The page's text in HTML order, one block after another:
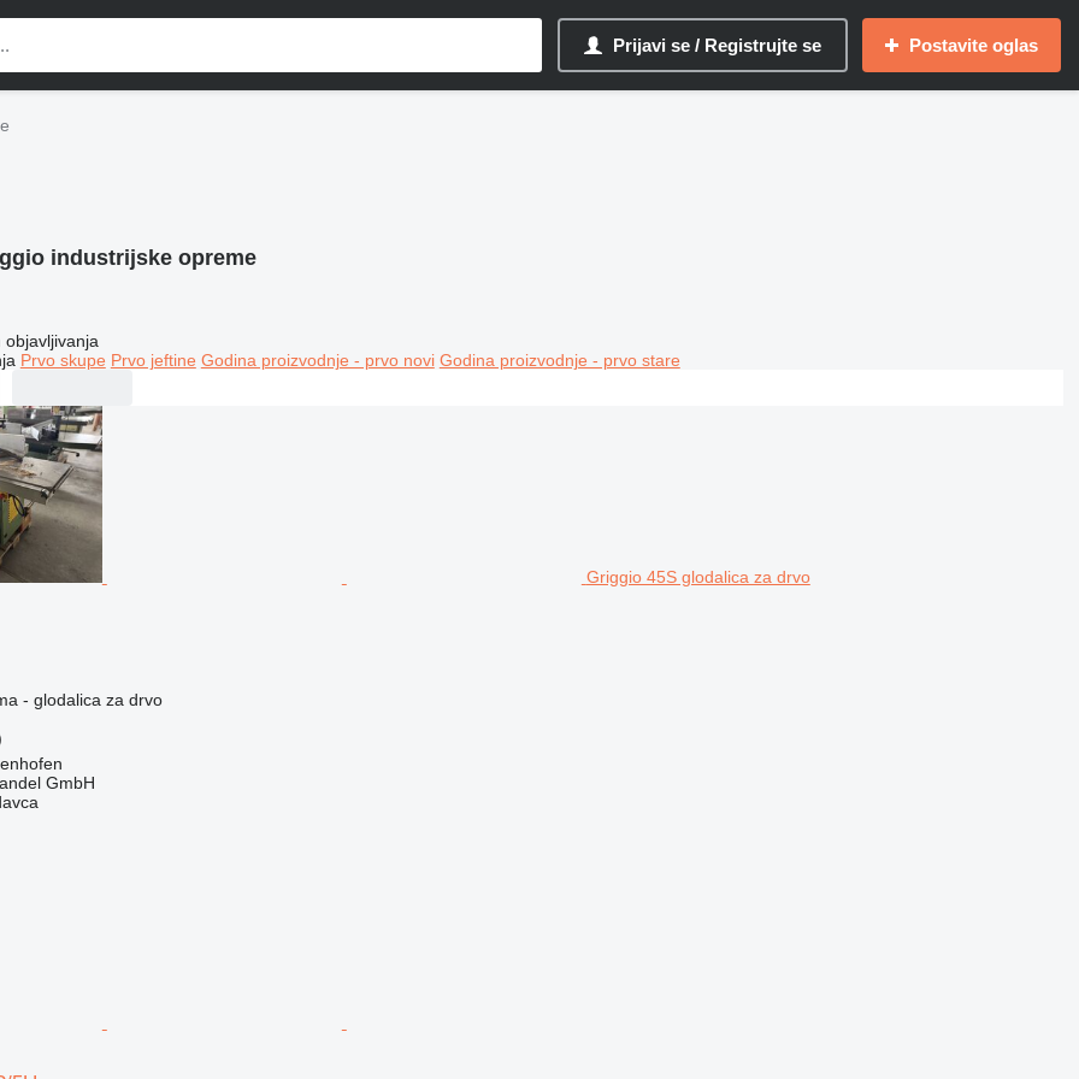
Prijavi se / Registrujte se Postavite oglas
industrijske opreme
objavljivanja
Prvo skupe Prvo jeftine Godina proizvodnje - prvo novi Godina proizvodnje - prvo stare
Griggio 45S glodalica za drvo
- glodalica za drvo
GmbH